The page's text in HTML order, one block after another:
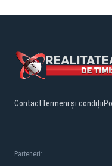
ContactTermeni și condiții
Parteneri: